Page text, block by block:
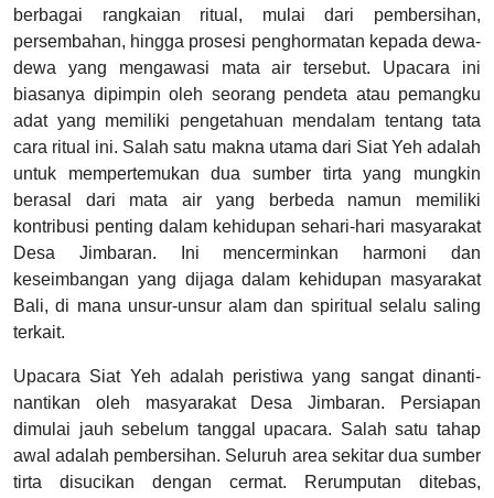
berbagai rangkaian ritual, mulai dari pembersihan,
persembahan, hingga prosesi penghormatan kepada dewa-
dewa yang mengawasi mata air tersebut. Upacara ini
biasanya dipimpin oleh seorang pendeta atau pemangku
adat yang memiliki pengetahuan mendalam tentang tata
cara ritual ini. Salah satu makna utama dari Siat Yeh adalah
untuk mempertemukan dua sumber tirta yang mungkin
berasal dari mata air yang berbeda namun memiliki
kontribusi penting dalam kehidupan sehari-hari masyarakat
Desa Jimbaran. Ini mencerminkan harmoni dan
keseimbangan yang dijaga dalam kehidupan masyarakat
Bali, di mana unsur-unsur alam dan spiritual selalu saling
terkait.
Upacara Siat Yeh adalah peristiwa yang sangat dinanti-
nantikan oleh masyarakat Desa Jimbaran. Persiapan
dimulai jauh sebelum tanggal upacara. Salah satu tahap
awal adalah pembersihan. Seluruh area sekitar dua sumber
tirta disucikan dengan cermat. Rerumputan ditebas,